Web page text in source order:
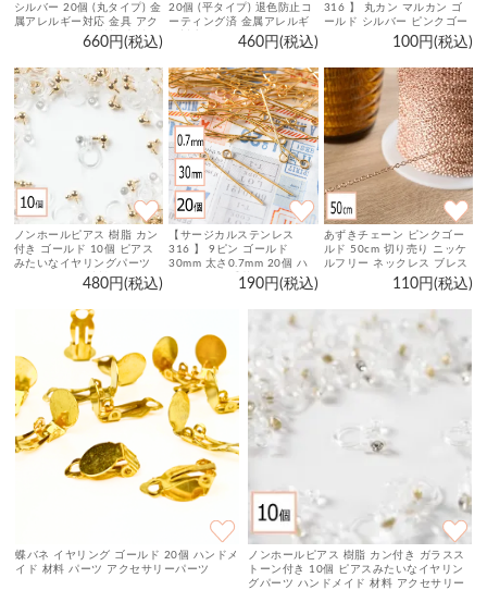
シルバー 20個 (丸タイプ) 金
属アレルギー対応 金具 アク
セサリーパーツ 材料 素材
660円(税込)
20個 (平タイプ) 退色防止コ
ーティング済 金属アレルギ
ー対応 金具 アクセサリーパ
ーツ 材料 素材460円(税込)
316 】 丸カン マルカン ゴ
ールド シルバー ピンクゴー
ルド 2mm 3mm 4mm 5mm
6mm 7mm 8mm ／20個～
具
100円(税込)
ノンホールピアス 樹脂 カン
付き ゴールド 10個 ピアス
みたいなイヤリングパーツ
ハンドメイド 材料 アクセサ
480円(税込)
【サージカルステンレス
316 】 9ピン ゴールド
30mm 太さ0.7mm 20個 ハ
ンドメイド 手芸 パーツ 金属
アレルギー対策 アクセサリ
190円(税込)
あずきチェーン ピンクゴー
ルド 50cm 切り売り ニッケ
ルフリー ネックレス ブレス
レット ピアス パーツ 金具
素材 アクセサリーパーツ
110円(税込)
蝶バネ イヤリング ゴールド 20個 ハンドメ
イド 材料 パーツ アクセサリーパーツ
ノンホールピアス 樹脂 カン付き ガラスス
トーン付き 10個 ピアスみたいなイヤリン
グパーツ ハンドメイド 材料 アクセサリー